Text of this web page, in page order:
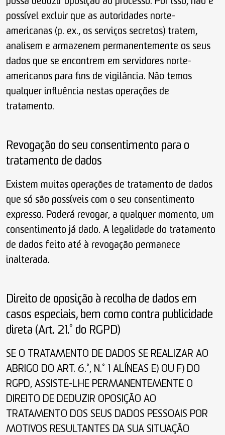
possível excluir que as autoridades norte-
americanas (p. ex., os serviços secretos) tratem,
analisem e armazenem permanentemente os seus
dados que se encontrem em servidores norte-
americanos para fins de vigilância. Não temos
qualquer influência nestas operações de
tratamento.
Revogação do seu consentimento para o
tratamento de dados
Existem muitas operações de tratamento de dados
que só são possíveis com o seu consentimento
expresso. Poderá revogar, a qualquer momento, um
consentimento já dado. A legalidade do tratamento
de dados feito até à revogação permanece
inalterada.
Direito de oposição à recolha de dados em
casos especiais, bem como contra publicidade
direta (Art. 21.º do RGPD)
SE O TRATAMENTO DE DADOS SE REALIZAR AO
ABRIGO DO ART. 6.º, N.º 1 ALÍNEAS E) OU F) DO
RGPD, ASSISTE-LHE PERMANENTEMENTE O
DIREITO DE DEDUZIR OPOSIÇÃO AO
TRATAMENTO DOS SEUS DADOS PESSOAIS POR
MOTIVOS RESULTANTES DA SUA SITUAÇÃO